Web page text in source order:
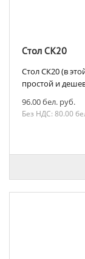
Стол СК20
Стол СК20 (в
простой и
96.00 бел. руб.
Без НДС: 80.00